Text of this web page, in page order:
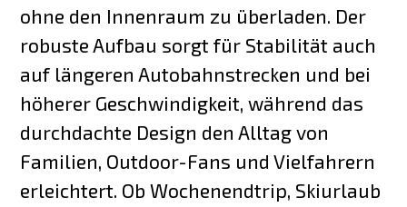
ohne den Innenraum zu überladen. Der
robuste Aufbau sorgt für Stabilität auch
auf längeren Autobahnstrecken und bei
höherer Geschwindigkeit, während das
durchdachte Design den Alltag von
Familien, Outdoor-Fans und Vielfahrern
erleichtert. Ob Wochenendtrip, Skiurlaub